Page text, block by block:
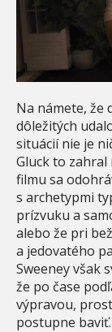
Na námete, že
dôležitých
situácií nie je
Gluck to
filmu sa
s archetypmi
prízvuku a
alebo že pri
a jedovatého
Sweeney však
že po čase
výpravou,
postupne baviť.